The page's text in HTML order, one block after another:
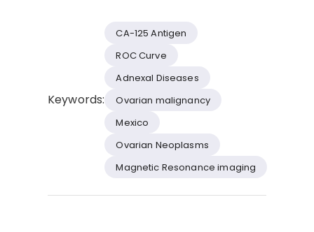
Keywords:
CA-125 Antigen
ROC Curve
Adnexal Diseases
Ovarian malignancy
Mexico
Ovarian Neoplasms
Magnetic Resonance imaging